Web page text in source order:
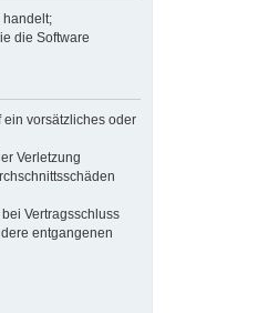
handelt;
die Software
ein vorsätzliches oder
Verletzung
Vertragsschluss
entgangenen